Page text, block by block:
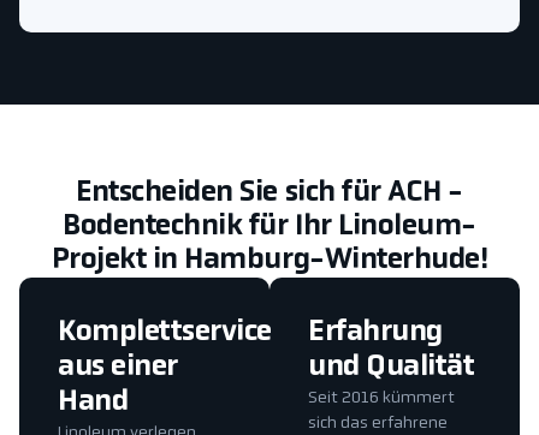
Entscheiden Sie sich für ACH -
Bodentechnik für Ihr Linoleum-
Projekt in Hamburg-Winterhude!
Erfahrung
und Qualität
Seit 2016 kümmert
sich das erfahrene
Komplettservice
aus einer
Hand